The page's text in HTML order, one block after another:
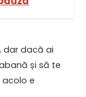
, dar dacă ai
și să te
acolo e